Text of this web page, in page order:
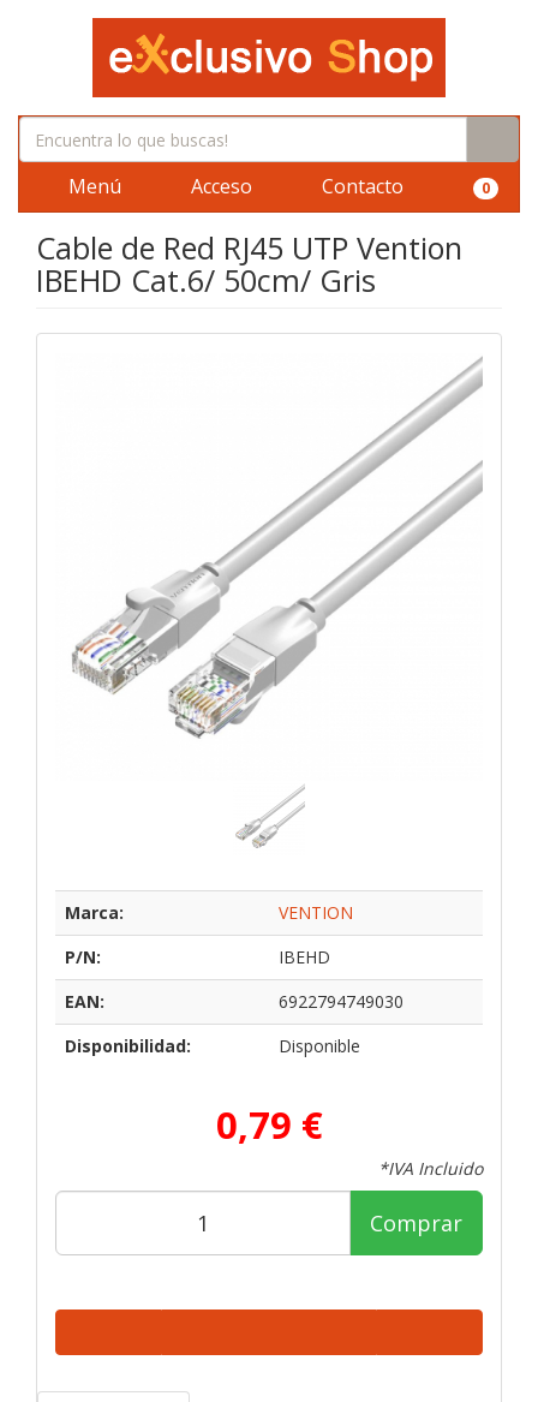
Menú Acceso Contacto 0
Cable de Red RJ45 UTP Vention
IBEHD Cat.6/ 50cm/ Gris
Marca:
VENTION
P/N:
IBEHD
EAN:
6922794749030
Disponibilidad:
Disponible
0,79 €
*IVA Incluido
Comprar